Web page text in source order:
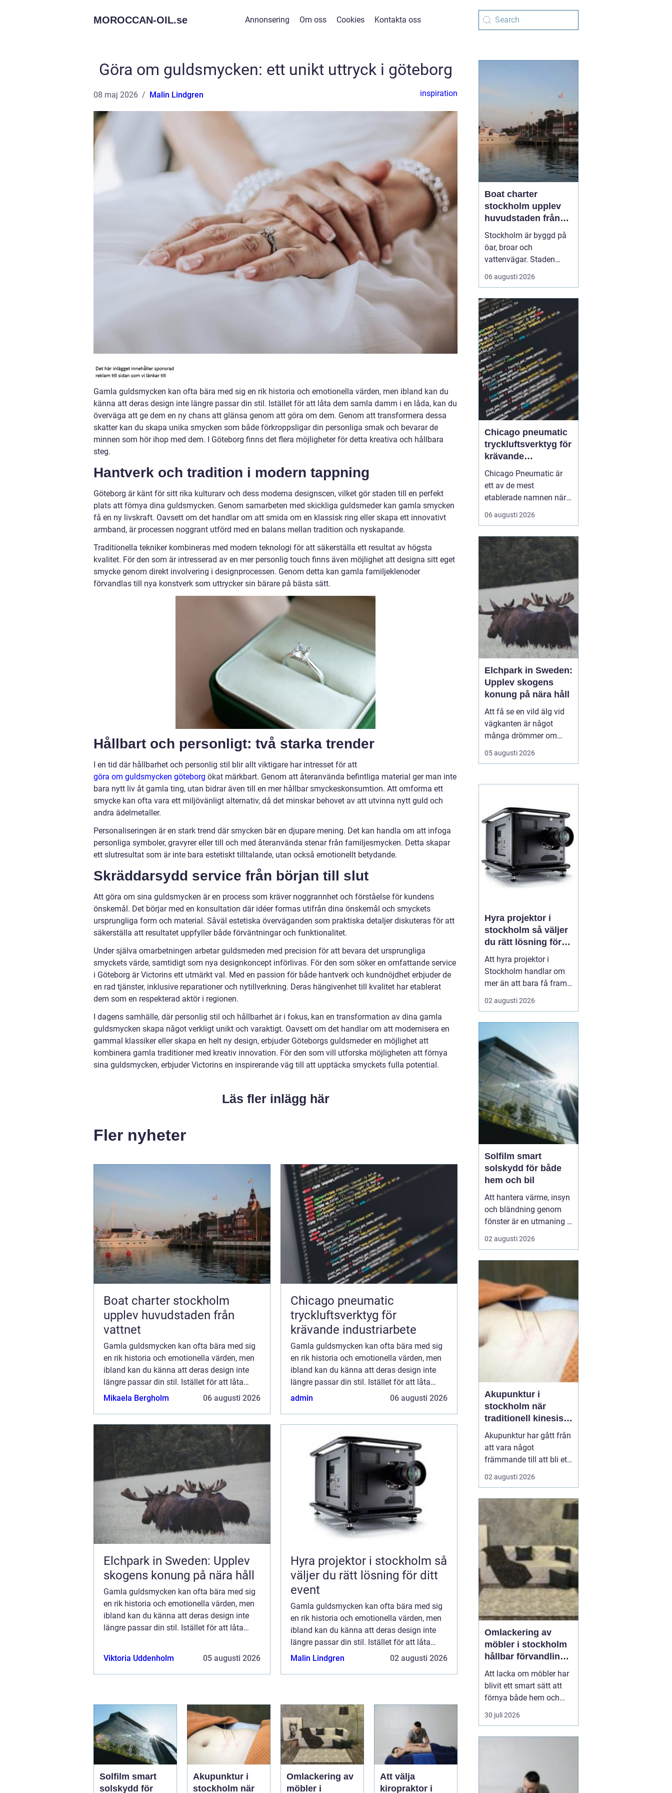
MOROCCAN-OIL.se Annonsering Om oss Cookies Kontakta oss
Göra om guldsmycken: ett unikt uttryck i göteborg
08 maj 2026 Malin Lindgren inspiration
Gamla guldsmycken kan ofta bära med sig en rik historia och emotionella värden, men ibland kan du
känna att deras design inte längre passar din stil. Istället för att låta dem samla damm i en låda, kan du
överväga att ge dem en ny chans att glänsa genom att göra om dem. Genom att transformera dessa
skatter kan du skapa unika smycken som både förkroppsligar din personliga smak och bevarar de
minnen som hör ihop med dem. I Göteborg finns det flera möjligheter för detta kreativa och hållbara
steg.
Hantverk och tradition i modern tappning
Göteborg är känt för sitt rika kulturarv och dess moderna designscen, vilket gör staden till en perfekt
plats att förnya dina guldsmycken. Genom samarbeten med skickliga guldsmeder kan gamla smycken
få en ny livskraft. Oavsett om det handlar om att smida om en klassisk ring eller skapa ett innovativt
armband, är processen noggrant utförd med en balans mellan tradition och nyskapande.
Traditionella tekniker kombineras med modern teknologi för att säkerställa ett resultat av högsta
kvalitet. För den som är intresserad av en mer personlig touch finns även möjlighet att designa sitt eget
smycke genom direkt involvering i designprocessen. Genom detta kan gamla familjeklenoder
förvandlas till nya konstverk som uttrycker sin bärare på bästa sätt.
Hållbart och personligt: två starka trender
I en tid där hållbarhet och personlig stil blir allt viktigare har intresset för att
göra om guldsmycken göteborg ökat märkbart. Genom att återanvända befintliga material ger man inte
bara nytt liv åt gamla ting, utan bidrar även till en mer hållbar smyckeskonsumtion. Att omforma ett
smycke kan ofta vara ett miljövänligt alternativ, då det minskar behovet av att utvinna nytt guld och
andra ädelmetaller.
Personaliseringen är en stark trend där smycken bär en djupare mening. Det kan handla om att infoga
personliga symboler, gravyrer eller till och med återanvända stenar från familjesmycken. Detta skapar
ett slutresultat som är inte bara estetiskt tilltalande, utan också emotionellt betydande.
Skräddarsydd service från början till slut
Att göra om sina guldsmycken är en process som kräver noggrannhet och förståelse för kundens
önskemål. Det börjar med en konsultation där idéer formas utifrån dina önskemål och smyckets
ursprungliga form och material. Såväl estetiska överväganden som praktiska detaljer diskuteras för att
säkerställa att resultatet uppfyller både förväntningar och funktionalitet.
Under själva omarbetningen arbetar guldsmeden med precision för att bevara det ursprungliga
smyckets värde, samtidigt som nya designkoncept införlivas. För den som söker en omfattande service
i Göteborg är Victorins ett utmärkt val. Med en passion för både hantverk och kundnöjdhet erbjuder de
en rad tjänster, inklusive reparationer och nytillverkning. Deras hängivenhet till kvalitet har etablerat
dem som en respekterad aktör i regionen.
I dagens samhälle, där personlig stil och hållbarhet är i fokus, kan en transformation av dina gamla
guldsmycken skapa något verkligt unikt och varaktigt. Oavsett om det handlar om att modernisera en
gammal klassiker eller skapa en helt ny design, erbjuder Göteborgs guldsmeder en möjlighet att
kombinera gamla traditioner med kreativ innovation. För den som vill utforska möjligheten att förnya
sina guldsmycken, erbjuder Victorins en inspirerande väg till att upptäcka smyckets fulla potential.
Läs fler inlägg här
Fler nyheter
Boat charter stockholm
upplev huvudstaden från
vattnet
Gamla guldsmycken kan ofta bära med sig
en rik historia och emotionella värden, men
ibland kan du känna att deras design inte
längre passar din stil. Istället för att låta
dem samla damm i en låda, kan du
Mikaela Bergholm 06 augusti 2026
Chicago pneumatic
tryckluftsverktyg för
krävande industriarbete
Gamla guldsmycken kan ofta bära med sig
en rik historia och emotionella värden, men
ibland kan du känna att deras design inte
längre passar din stil. Istället för att låta
dem samla damm i en låda, kan du
admin 06 augusti 2026
Elchpark in Sweden: Upplev
skogens konung på nära håll
Gamla guldsmycken kan ofta bära med sig
en rik historia och emotionella värden, men
ibland kan du känna att deras design inte
längre passar din stil. Istället för att låta
ge...
Viktoria Uddenholm 05 augusti 2026
Hyra projektor i stockholm så
väljer du rätt lösning för ditt
event
Gamla guldsmycken kan ofta bära med sig
en rik historia och emotionella värden, men
ibland kan du känna att deras design inte
längre passar din stil. Istället för att låta
dem samla damm i en låda, kan du
Malin Lindgren 02 augusti 2026
Solfilm smart
solskydd för
Akupunktur i
stockholm när
Omlackering av
möbler i
Att välja
kiropraktor i
Boat charter
stockholm upplev
huvudstaden från
vattnet
Stockholm är byggd på
öar, broar och
vattenvägar. Staden
visar sin bästa sida från
däck på en båt, när
siluett och det lugna
vattnet ramar in
upplevelsen.Med Boat
charter Stockhol...
06 augusti 2026
Chicago pneumatic
tryckluftsverktyg för
krävande
industriarbete
Chicago Pneumatic är
ett av de mest
etablerade namnen när
det gäller
tryckluftsdrivna verktyg
Varumärket förknippas
med robust konstruktion,
hög prestanda och lång
livslängd. För många
företag handlar valet av
verktyg inte ...
06 augusti 2026
Elchpark in Sweden:
Upplev skogens
konung på nära håll
Att få se en vild älg vid
vägkanten är något
många drömmer om
inför en resa till Sverige.
I verkligheten är chansen
den som bara är här
05 augusti 2026
Hyra projektor i
stockholm så väljer
du rätt lösning för
ditt event
Att hyra projektor i
Stockholm handlar om
mer än att bara få fram
en stor bild på en duk.
En bra
landar tydligt hos
publiken eller försvinner i
suddig bild, dålig
kontrast och stressade
teknikstrul. Med r...
02 augusti 2026
Solfilm smart
solskydd för både
hem och bil
Att hantera värme, insyn
och bländning genom
fönster är en utmaning i
många svenska hem,
kontor och bilar. Allt fler
komplement eller
alternativ till tradi...
02 augusti 2026
Akupunktur i
stockholm när
traditionell kinesisk
medicin möter
modern vardag
Akupunktur har gått från
att vara något
främmande till att bli ett
självklart val för många
som söker en naturlig
fler i Stockholm vill
förstå hur tunna nålar
kan påverka sömn,
smärta, mage, fertilitet
och stress. Samtidigt u...
02 augusti 2026
Omlackering av
möbler i stockholm
hållbar förvandling
av hem och kontor
Att lacka om möbler har
blivit ett smart sätt att
förnya både hem och
kontor utan att köpa
nytt. Många i Stockholm
30 juli 2026